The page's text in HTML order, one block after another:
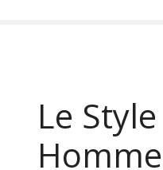
Le